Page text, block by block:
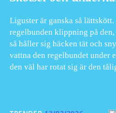
Liguster är ganska så
regelbunden klippning på den,
så håller sig häcken tät och
vattna den regelbundet under
den väl har rotat sig är den